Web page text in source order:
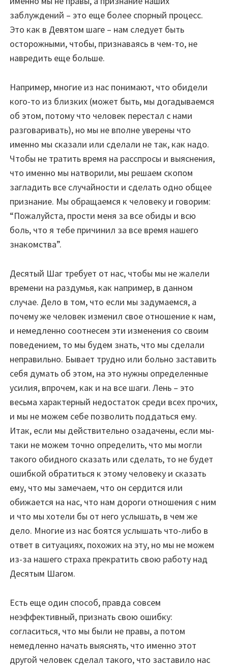
заблуждений – это еще более спорный процесс.
Это как в Девятом шаге – нам следует быть
осторожными, чтобы, признаваясь в чем-то, не
навредить еще больше.
Например, многие из нас понимают, что обидели
кого-то из близких (может быть, мы догадываемся
об этом, потому что человек перестал с нами
разговаривать), но мы не вполне уверены что
именно мы сказали или сделали не так, как надо.
Чтобы не тратить время на расспросы и выяснения,
что именно мы натворили, мы решаем скопом
загладить все случайности и сделать одно общее
признание. Мы обращаемся к человеку и говорим:
“Пожалуйста, прости меня за все обиды и всю
боль, что я тебе причинил за все время нашего
знакомства”.
Десятый Шаг требует от нас, чтобы мы не жалели
времени на раздумья, как например, в данном
случае. Дело в том, что если мы задумаемся, а
почему же человек изменил свое отношение к нам,
и немедленно соотнесем эти изменения со своим
поведением, то мы будем знать, что мы сделали
неправильно. Бывает трудно или больно заставить
себя думать об этом, на это нужны определенные
усилия, впрочем, как и на все шаги. Лень – это
весьма характерный недостаток среди всех прочих,
и мы не можем себе позволить поддаться ему.
Итак, если мы действительно озадачены, если мы-
таки не можем точно определить, что мы могли
такого обидного сказать или сделать, то не будет
ошибкой обратиться к этому человеку и сказать
ему, что мы замечаем, что он сердится или
обижается на нас, что нам дороги отношения с ним
и что мы хотели бы от него услышать, в чем же
дело. Многие из нас боятся услышать что-либо в
ответ в ситуациях, похожих на эту, но мы не можем
из-за нашего страха прекратить свою работу над
Десятым Шагом.
Есть еще один способ, правда совсем
неэффективный, признать свою ошибку:
согласиться, что мы были не правы, а потом
немедленно начать выяснять, что именно этот
другой человек сделал такого, что заставило нас